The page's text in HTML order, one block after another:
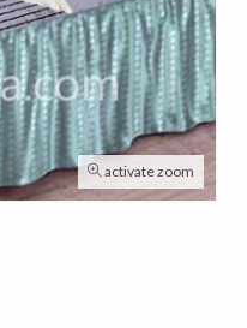
activate zoom